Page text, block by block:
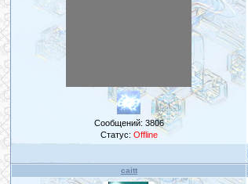
Сообщений: 3806
Статус: Offline
caitt